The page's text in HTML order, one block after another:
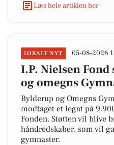
Læs hele artiklen her
LOKALT NYT 05-08-2026
I.P. Nielsen
og omegns
Bylderup og Omegns
modtaget et legat på
Fonden. Støtten vil blive
håndredskaber, som vil
gymnaster.